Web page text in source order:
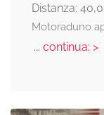
Distanza:
Motoraduno
... continua: >